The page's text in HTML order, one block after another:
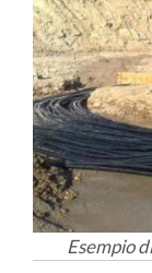
Esempio